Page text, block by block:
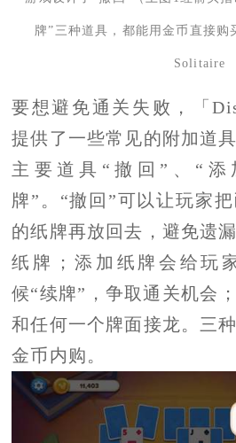
牌”三种道具，都能用金币直接
Solitaire
要想避免通关失败，「
提供了一些常见的附加道
主要道具“撤回”、“添
牌”。“撤回”可以让玩家
的纸牌再放回去，避免遗
纸牌；添加纸牌会给玩
候“续牌”，争取通关机会
和任何一个牌面接龙。三
金币内购。